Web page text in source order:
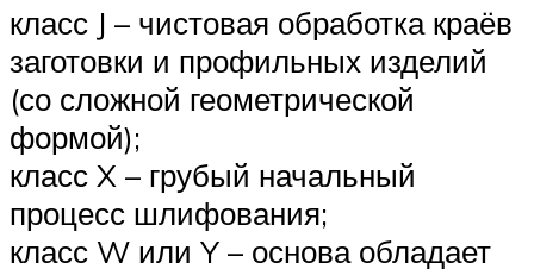
класс J – чистовая обработка краёв
заготовки и профильных изделий
(со сложной геометрической
формой);
класс X – грубый начальный
процесс шлифования;
класс W или Y – основа обладает